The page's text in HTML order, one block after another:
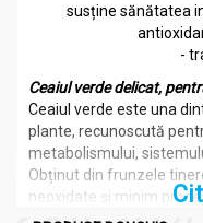
susține sănătatea
-
Ceaiul verde delicat,
Ceaiul verde este una
plante, recunoscută
metabolismului,
Obținut din frunzele
neoxidate și minim
păstrează intacte